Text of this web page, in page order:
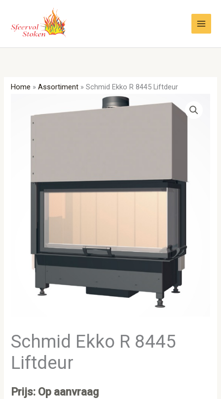
inhoud
Home »Assortiment »Schmid Ekko R 8445 Liftdeur
Schmid Ekko R 8445
Liftdeur
Prijs: Op aanvraag